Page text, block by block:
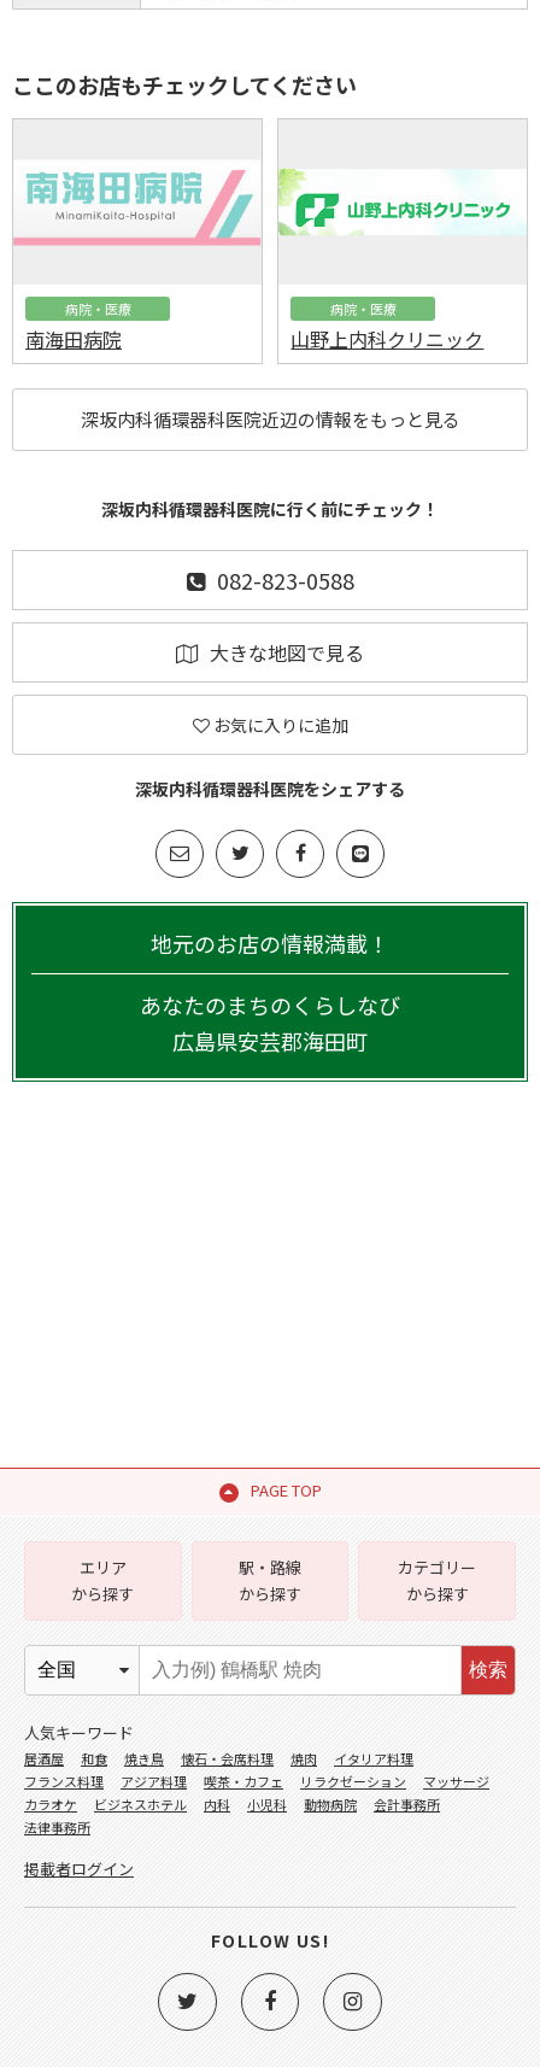
ここのお店もチェックしてください
病院・医療
南海田病院
病院・医療
山野上内科クリニック
深坂内科循環器科医院近辺の情報をもっと見る
深坂内科循環器科医院に行く前にチェック！
082-823-0588
大きな地図で見る
お気に入りに追加
深坂内科循環器科医院をシェアする
地元のお店の情報満載！
あなたのまちのくらしなび
広島県安芸郡海田町
PAGE TOP
エリア
から探す
駅・路線
から探す
カテゴリー
から探す
検索
人気キーワード
居酒屋 和食 焼き鳥 懐石・会席料理 焼肉
イタリア料理
フランス料理
アジア料理 喫茶・カフェ リラクゼーション
マッサージ
カラオケ
ビジネスホテル 内科 小児科 動物病院
会計事務所
法律事務所
掲載者ログイン
FOLLOW US!